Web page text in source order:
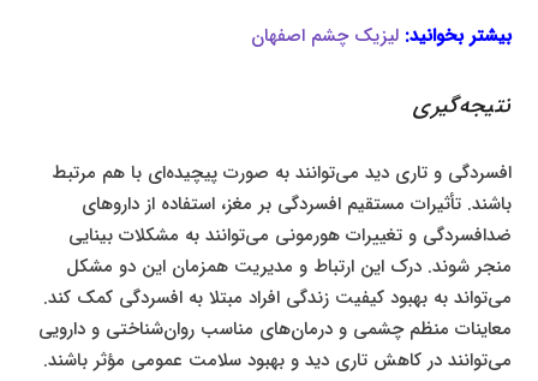
بیشتر بخوانید: لیزیک چشم اصفهان
نتیجه‌گیری
افسردگی و تاری دید می‌توانند به صورت پیچیده‌ای با هم مرتبط
باشند. تأثیرات مستقیم افسردگی بر مغز، استفاده از داروهای
ضدافسردگی و تغییرات هورمونی می‌توانند به مشکلات بینایی
منجر شوند. درک این ارتباط و مدیریت همزمان این دو مشکل
می‌تواند به بهبود کیفیت زندگی افراد مبتلا به افسردگی کمک کند.
معاینات منظم چشمی و درمان‌های مناسب روان‌شناختی و دارویی
می‌توانند در کاهش تاری دید و بهبود سلامت عمومی مؤثر باشند.